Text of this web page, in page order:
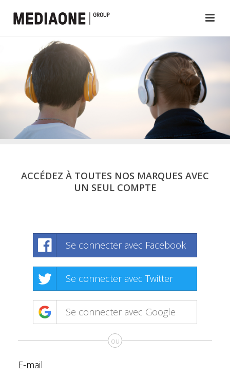
ACCÉDEZ À TOUTES NOS MARQUES AVEC
UN SEUL COMPTE
Se connecter avec Facebook
Se connecter avec Twitter
Se connecter avec Google
ou
E-mail